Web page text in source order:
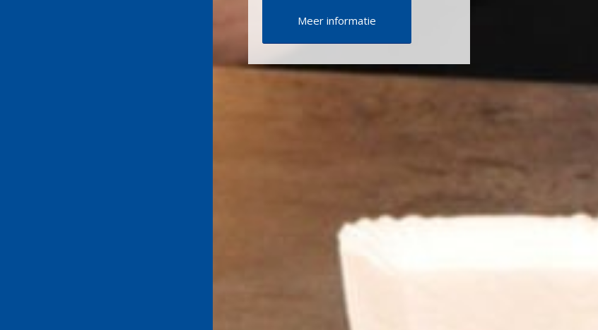
Meer informatie